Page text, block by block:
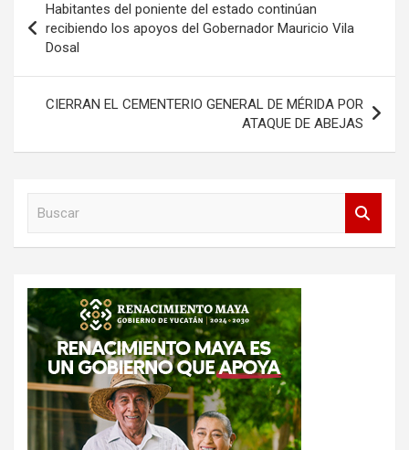
de
entradas
Habitantes del poniente del estado continúan
recibiendo los apoyos del Gobernador Mauricio Vila
Dosal
CIERRAN EL CEMENTERIO GENERAL DE MÉRIDA POR
ATAQUE DE ABEJAS
r